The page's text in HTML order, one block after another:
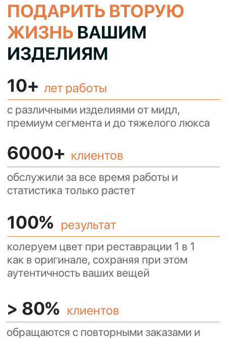
КОНСУЛЬТИРУЕМ
И ПРИНИМАЕМ
ЗАКАЗЫ ЧЕРЕЗ
WHATSAPP
Ежедневно более 100
пользуются оценкой стоимости
услуг через WhatsApp.
Это удобно и быстро.
> 80%
обращаются с повторными заказами и
рекомендуют нас своим знакомым
клиентов